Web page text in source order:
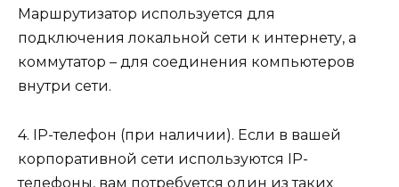
Маршрутизатор используется для
подключения локальной сети к интернету, а
коммутатор – для соединения компьютеров
внутри сети.
4. IP-телефон (при наличии). Если в вашей
корпоративной сети используются IP-
телефоны, вам потребуется один из таких